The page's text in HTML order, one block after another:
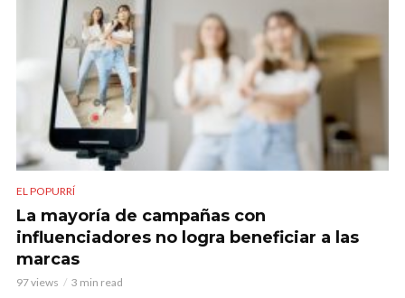
EL POPURRÍ
La mayoría de campañas con
influenciadores no logra beneficiar a las
marcas
97 views 3 min read